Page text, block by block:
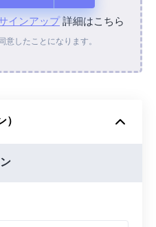
から
イブから
インアップ詳細はこちら
意したことになります。